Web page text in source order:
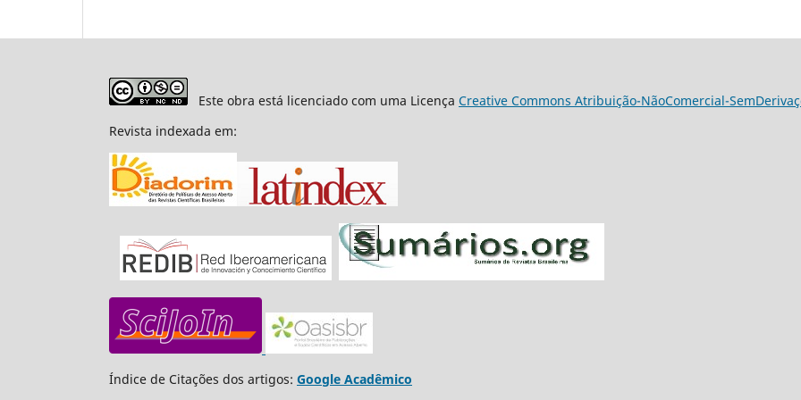
Este obra está licenciado com uma Licença Creative Commons Atribuição-NãoComercial-
Revista indexada em:
Índice de Citações dos artigos: Google Acadêmico